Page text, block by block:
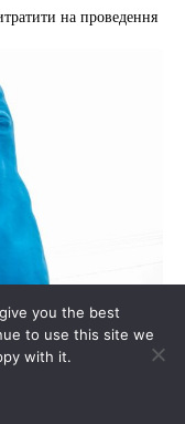
на проведення
you the best
to use this site we
with it.